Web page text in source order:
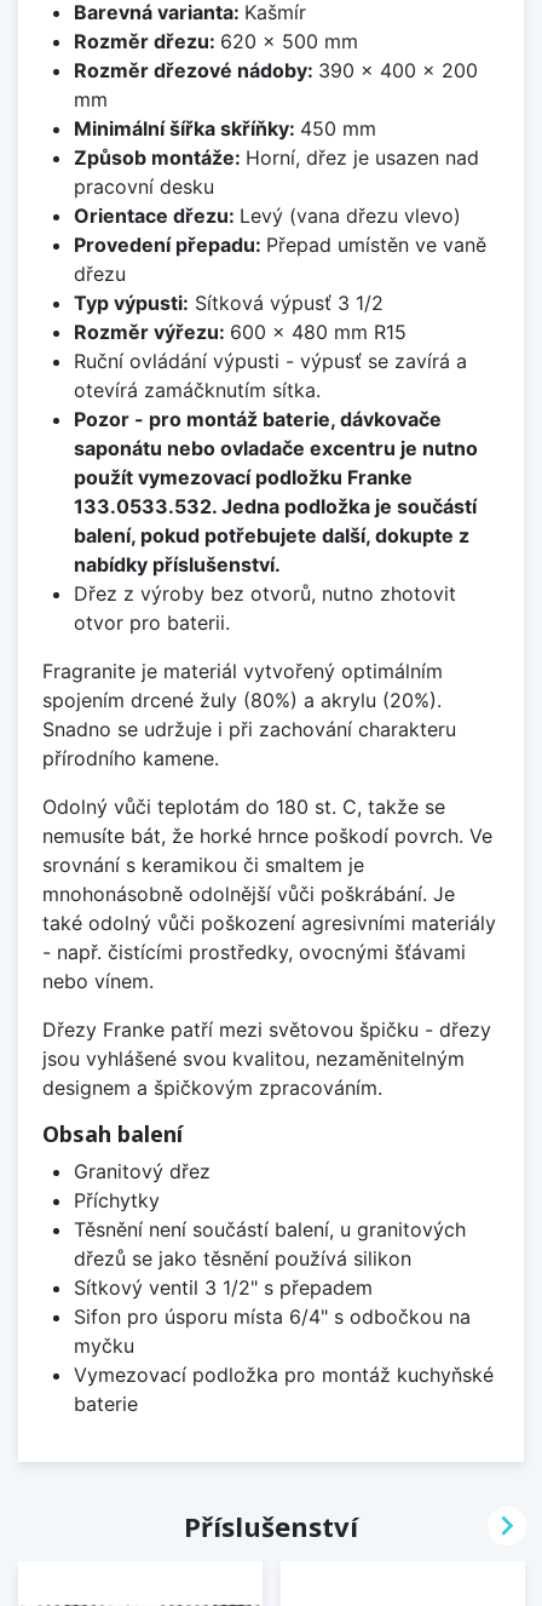
Barevná varianta: Kašmír
Rozměr dřezu: 620 x 500 mm
Rozměr dřezové nádoby: 390 x 400 x 200
mm
Minimální šířka skříňky: 450 mm
Způsob montáže: Horní, dřez je usazen nad
pracovní desku
Orientace dřezu: Levý (vana dřezu vlevo)
Provedení přepadu: Přepad umístěn ve vaně
dřezu
Typ výpusti: Sítková výpusť 3 1/2
Rozměr výřezu: 600 x 480 mm R15
Ruční ovládání výpusti - výpusť se zavírá a
otevírá zamáčknutím sítka.
Pozor - pro montáž baterie, dávkovače
saponátu nebo ovladače excentru je nutno
použít vymezovací podložku Franke
133.0533.532. Jedna podložka je součástí
balení, pokud potřebujete další, dokupte z
nabídky příslušenství.
Dřez z výroby bez otvorů, nutno zhotovit
otvor pro baterii.
Fragranite je materiál vytvořený optimálním
spojením drcené žuly (80%) a akrylu (20%).
Snadno se udržuje i při zachování charakteru
přírodního kamene.
Odolný vůči teplotám do 180 st. C, takže se
nemusíte bát, že horké hrnce poškodí povrch. Ve
srovnání s keramikou či smaltem je
mnohonásobně odolnější vůči poškrábání. Je
také odolný vůči poškození agresivními materiály
- např. čistícími prostředky, ovocnými šťávami
nebo vínem.
Dřezy Franke patří mezi světovou špičku - dřezy
jsou vyhlášené svou kvalitou, nezaměnitelným
designem a špičkovým zpracováním.
Obsah balení
Granitový dřez
Příchytky
Těsnění není součástí balení, u granitových
dřezů se jako těsnění používá silikon
Sítkový ventil 3 1/2" s přepadem
Sifon pro úsporu místa 6/4" s odbočkou na
myčku
Vymezovací podložka pro montáž kuchyňské
baterie
Příslušenství 